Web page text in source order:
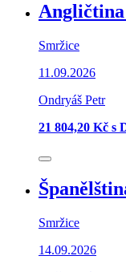
Angličtina
Smržice
11.09.2026
Ondryáš Petr
21 804,20 Kč s
Smržice
14.09.2026